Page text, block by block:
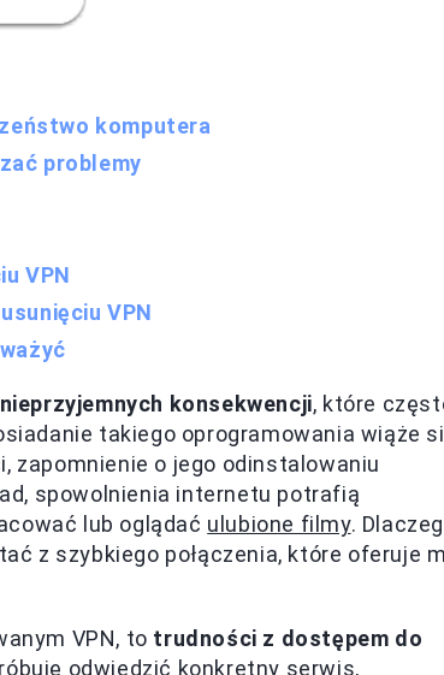
komputera
problemy
VPN
VPN
nieprzyjemnych konsekwencji, które
takiego oprogramowania wiąże
zapomnienie o jego odinstalowaniu
spowolnienia internetu potrafią
lub oglądać ulubione filmy.
z szybkiego połączenia, które oferuje
VPN, to trudności z dostępem do
odwiedzić konkretny serwis,